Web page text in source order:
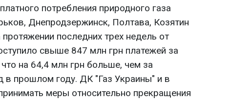
потребления природного газа
Днепродзержинск, Полтава, Козятин
последних трех недель от
свыше 847 млн грн платежей за
на 64,4 млн грн больше, чем за
в прошлом году. ДК "Газ Украины" и в
меры относительно прекращения